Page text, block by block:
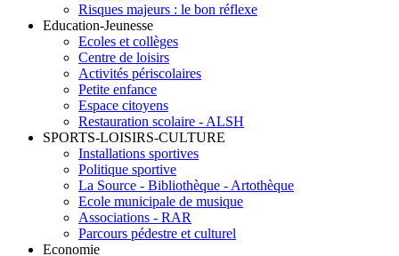
Risques majeurs : le bon réflexe
Education-Jeunesse
Ecoles et collèges
Centre de loisirs
Activités périscolaires
Petite enfance
Espace citoyens
Restauration scolaire - ALSH
SPORTS-LOISIRS-CULTURE
Installations sportives
Politique sportive
La Source - Bibliothèque - Artothèque
Ecole municipale de musique
Associations - RAR
Parcours pédestre et culturel
Economie